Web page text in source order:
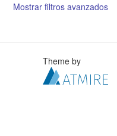
Mostrar filtros avanzados
Theme by